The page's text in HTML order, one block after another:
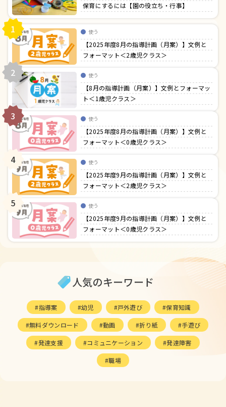
保育にするには【園の役立ち・行事】
1 使う
【2025年度8月の指導計画（月案）】文例と
フォーマット＜2歳児クラス＞
2 使う
【8月の指導計画（月案）】文例とフォーマッ
ト＜1歳児クラス＞
3 使う
【2025年度8月の指導計画（月案）】文例と
フォーマット＜0歳児クラス＞
4 使う
【2025年度9月の指導計画（月案）】文例と
フォーマット＜2歳児クラス＞
5 使う
【2025年度9月の指導計画（月案）】文例と
フォーマット＜0歳児クラス＞
人気のキーワード
指導案 幼児 戸外遊び 保育知識
無料ダウンロード 動画 折り紙 手遊び
発達支援 コミュニケーション 発達障害
職場